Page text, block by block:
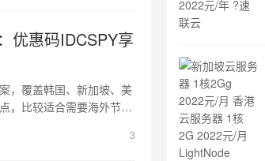
优惠码IDCSPY享
，覆盖韩国、新加坡、美
，比较适合需要海外节
1em
3